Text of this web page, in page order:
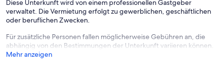
wird nur von den Gästen unserer drei Ferienunterkünfte benützt
und ist ohne Chemikalien auf natürliche Weise mit Salz gechlort.
Die Rasenflächen um den Pool sind so großflächig angelegt, dass
jede Unterkunft ihren eigenen Bereich, ihren eigenen großen
Sonnenschirm und jeder Gast seine eigene Lafuma-Relax-
Sonnenliege zur exklusiven Nutzung hat.
Diese Unterkunft wird von einem professionellen Gastgeber
verwaltet. Die Vermietung erfolgt zu gewerblichen, geschäftlichen
oder beruflichen Zwecken.
Für zusätzliche Personen fallen möglicherweise Gebühren an, die
abhängig von den Bestimmungen der Unterkunft variieren können.
Mehr anzeigen